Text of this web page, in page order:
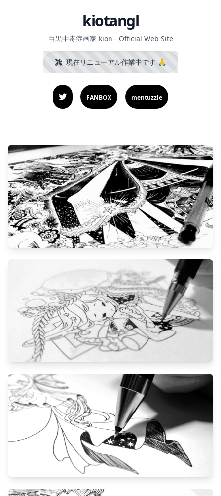
kiotangl
白黒中毒症画家 kion - Official Web Site
現在リニューアル作業中です 🙏
FANBOX mentuzzle